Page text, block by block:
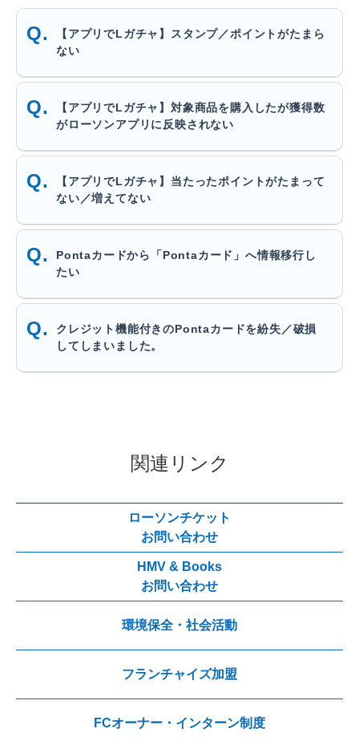
【アプリでLガチャ】スタンプ／ポイントがたまら
ない
【アプリでLガチャ】対象商品を購入したが獲得数
がローソンアプリに反映されない
【アプリでLガチャ】当たったポイントがたまって
ない／増えてない
Pontaカードから「Pontaカード」へ情報移行し
たい
クレジット機能付きのPontaカードを紛失／破損
してしまいました。
関連リンク
ローソンチケット
お問い合わせ
HMV & Books
お問い合わせ
環境保全・社会活動
フランチャイズ加盟
FCオーナー・インターン制度